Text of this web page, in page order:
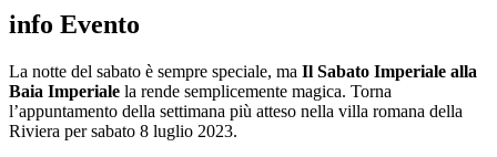
info Evento
La notte del sabato è sempre speciale, ma Il Sabato Imperiale alla
Baia Imperiale la rende semplicemente magica. Torna
l’appuntamento della settimana più atteso nella villa romana della
Riviera per sabato 8 luglio 2023.